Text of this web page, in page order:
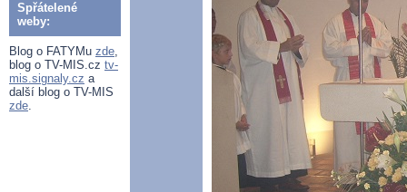
Spřátelené
weby:
Blog o FATYMu zde,
blog o TV-MIS.cz tv-
mis.signaly.cz a
další blog o TV-MIS
zde.